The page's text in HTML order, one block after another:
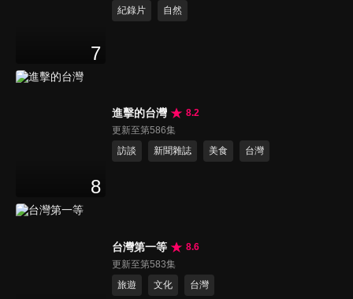
7
紀錄片 自然
8
進擊的台灣
8.2
更新至第586集
訪談
新聞雜誌 美食 台灣
台灣第一等
8.6
更新至第583集
旅遊
文化 台灣